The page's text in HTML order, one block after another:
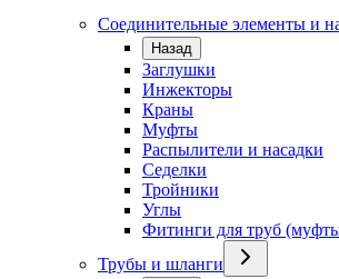
Соединительные элементы и
Назад
Заглушки
Инжекторы
Краны
Муфты
Распылители и насадки
Седелки
Тройники
Углы
Фитинги для труб
Трубы и шланги